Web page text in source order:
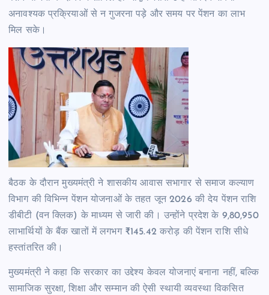
अनावश्यक प्रक्रियाओं से न गुजरना पड़े और समय पर पेंशन का लाभ
मिल सके।
बैठक के दौरान मुख्यमंत्री ने शासकीय आवास सभागार से समाज कल्याण
विभाग की विभिन्न पेंशन योजनाओं के तहत जून 2026 की देय पेंशन राशि
डीबीटी (वन क्लिक) के माध्यम से जारी की। उन्होंने प्रदेश के 9,80,950
लाभार्थियों के बैंक खातों में लगभग ₹145.42 करोड़ की पेंशन राशि सीधे
हस्तांतरित की।
मुख्यमंत्री ने कहा कि सरकार का उद्देश्य केवल योजनाएं बनाना नहीं, बल्कि
सामाजिक सुरक्षा, शिक्षा और सम्मान की ऐसी स्थायी व्यवस्था विकसित